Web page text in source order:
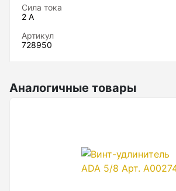
Сила тока
2 A
Артикул
728950
Аналогичные товары
Комплекты нивелиров
Приборы контроля и диагностики